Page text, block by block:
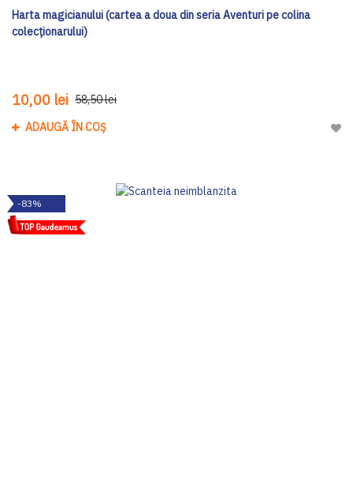
Harta magicianului (cartea a doua din seria Aventuri pe colina
colecționarului)
10,00 lei 58,50 lei
ADAUGĂ ÎN COȘ
-83%